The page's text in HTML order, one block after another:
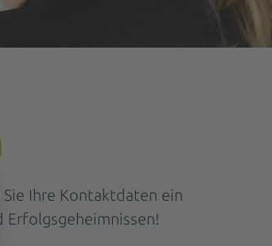
Ihre Kontaktdaten ein
Erfolgsgeheimnissen!